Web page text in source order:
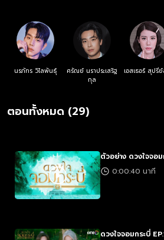
นรภัทร วิไลพันธุ์
ศรัณย์ นราประเสริฐ
กุล
เอสเธอร์ สุปรี
ตอนทั้งหมด (29)
ตัวอย่าง ดวงใจจอม
0:00:40 นาที
ดวงใจจอมกระบี่